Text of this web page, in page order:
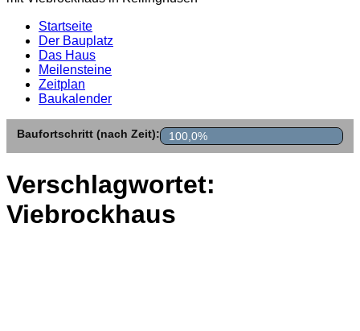
Startseite
Der Bauplatz
Das Haus
Meilensteine
Zeitplan
Baukalender
Baufortschritt (nach Zeit): 100,0%
Verschlagwortet:
Viebrockhaus